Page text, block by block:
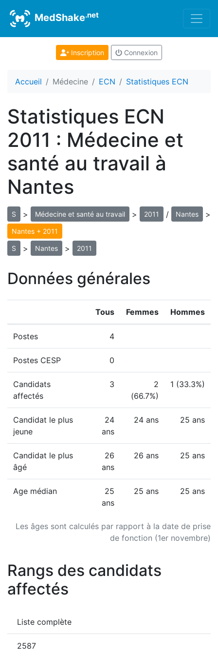
MedShake.net
Inscription Connexion
Accueil Médecine ECN Statistiques ECN
Statistiques ECN
2011 : Médecine et
santé au travail à
Nantes
S > Médecine et santé au travail > 2011 / Nantes >
Nantes + 2011
S > Nantes > 2011
Données générales
Les âges sont calculés par rapport à la date de prise
de fonction (1er novembre)
Tous Femmes Hommes
Postes 4
Postes CESP 0
Candidats
affectés
3
2
(66.7%)
1 (33.3%)
Candidat le plus
jeune
24
ans
24 ans 25 ans
Candidat le plus
âgé
26
ans
26 ans 25 ans
Age médian
25
ans
25 ans 25 ans
Rangs des candidats
affectés
Liste complète
2587